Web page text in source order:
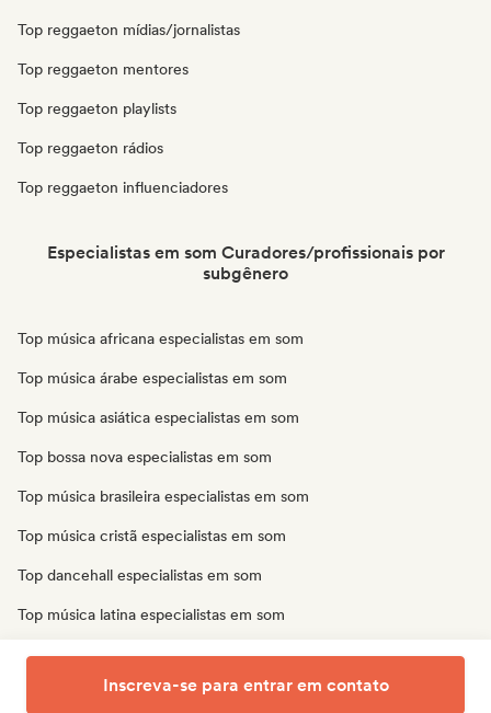
Top reggaeton mídias/jornalistas
Top reggaeton mentores
Top reggaeton playlists
Top reggaeton rádios
Top reggaeton influenciadores
Especialistas em som Curadores/profissionais por
subgênero
Top música africana especialistas em som
Top música árabe especialistas em som
Top música asiática especialistas em som
Top bossa nova especialistas em som
Top música brasileira especialistas em som
Top música cristã especialistas em som
Top dancehall especialistas em som
Top música latina especialistas em som
Top música oriental especialistas em som
Top música tradicional especialistas em som
Inscreva-se para entrar em contato